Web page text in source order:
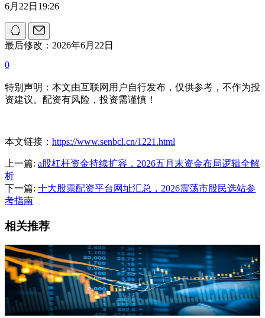
6月22日19:26
最后修改：2026年6月22日
0
特别声明：本文由互联网用户自行发布，仅供参考，不作为投
资建议。配资有风险，投资需谨慎！
本文链接： https://www.senbcl.cn/1221.html
上一篇: a股杠杆资金持续扩容，2026五月末资金布局逻辑全解
析
下一篇: 十大股票配资平台网址汇总，2026震荡市股民选站参
考指南
相关推荐